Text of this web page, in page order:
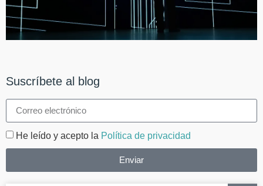
Suscríbete al blog
He leído y acepto la Política de privacidad
Enviar